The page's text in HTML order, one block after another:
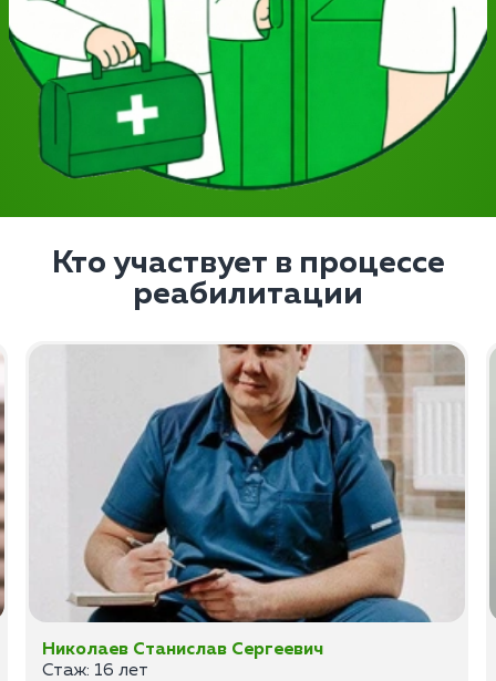
Кто участвует в процессе
реабилитации
Николаев Станислав Сергеевич
Стаж: 16 лет